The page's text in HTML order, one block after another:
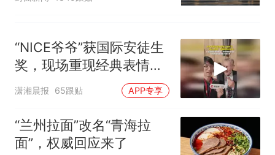
“NICE爷爷”获国际安徒生
奖，现场重现经典表情
包，向中国粉丝问好
潇湘晨报 65跟贴 APP专享
“兰州拉面”改名“青海拉
面”，权威回应来了